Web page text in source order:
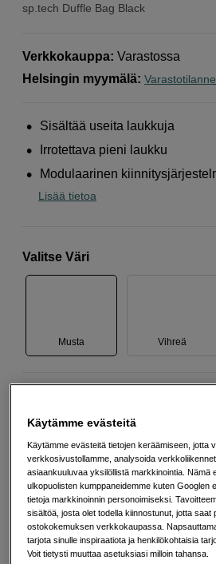
sp.tech Duffle Bag Black
Verkkokauppa: Varastossa
Helsingin myymälä: Varastotilanne
Sisältää useita laukkuja
Irrotettava pieni laukku
Modulaarinen
Lisää tietoa
Valitse Väri
Musta Vihreä
Lisää
Maksa Svea-erämaksulla
Esimerkki: 36 kk, 5 EUR/kk, yhteensä 185
19,07 %
Avausmaksu 5 EUR, laskutusmaksu 0 EUR/kk
Käytämme evästeitä
Käytämme evästeitä tietojen keräämiseen, jotta
verkkosivustollamme, analysoida
asiaankuuluvaa yksilöllistä markkinointia. Nämä
ulkopuolisten kumppaneidemme kuten Googlen
tietoja markkinoinnin personoimiseksi.
sisältöä, josta olet todella kiinnostunut, jotta saat
ostokokemuksen verkkokaupassa.
tarjota sinulle inspiraatiota ja henkilökohtaisia
Voit tietysti muuttaa asetuksiasi milloin tahansa.